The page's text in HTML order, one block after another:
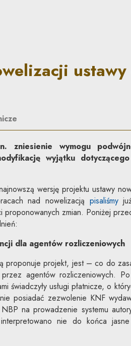
usługach
ustawy
zniesienie wymogu
wyjątku
wersję projektu ustawy
nad nowelizacją pisaliśmy
proponowanych zmian. Poniżej
dla agentów rozliczeniowych
proponuje projekt, jest – co do
agentów rozliczeniowych.
świadczyły usługi płatnicze, o
posiadać zezwolenie KNF
na prowadzenie systemu
nie do końca